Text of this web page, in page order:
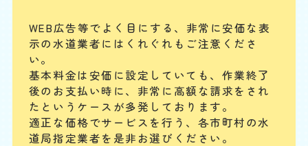
トイレタンクからの水漏
れ
3,000円 W
EB
限
定
割
引
2,200 円 0
合計 2,200
まず、止水栓を閉めて水の供給をストップします。タンク内のフロート
バルブやフラッシュバルブの動作確認、オーバーフロー管の水位を確
WEB広告等でよく目にする、非常に安価な表
示の水道業者にはくれぐれもご注意くださ
い。
基本料金は安価に設定していても、作業終了
後のお支払い時に、 非常に高額な請求をされ
たというケースが多発しております。
適正な価格でサービスを行う、各市町村の水
道局指定業者を是非お選びください。